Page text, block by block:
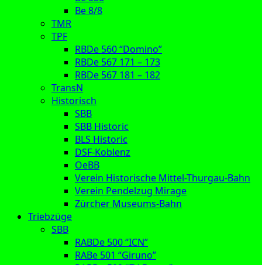
Be 8/8
TMR
TPF
RBDe 560 “Domino”
RBDe 567 171 – 173
RBDe 567 181 – 182
TransN
Historisch
SBB
SBB Historic
BLS Historic
DSF-Koblenz
OeBB
Verein Historische Mittel-Thurgau-Bahn
Verein Pendelzug Mirage
Zürcher Museums-Bahn
Triebzüge
SBB
RABDe 500 “ICN”
RABe 501 “Giruno”